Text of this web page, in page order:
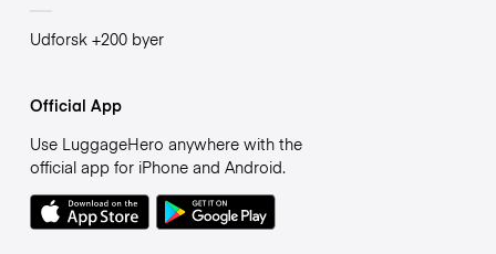
Udforsk +200 byer
Official App
Use LuggageHero anywhere with the
official app for iPhone and Android.